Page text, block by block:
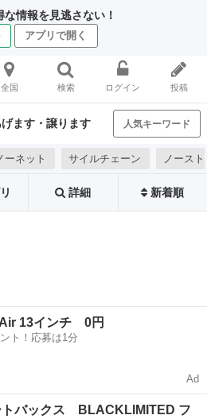
情報を見逃さない！
アプリで開く
全国 検索 ログイン 投稿
げます・譲ります 人気キーワード
ーネット サイルチェーン ノース
詳細 新着順
13インチ 0円
ト！応募は1分
Ad
バックス BLACKLIMITED フ